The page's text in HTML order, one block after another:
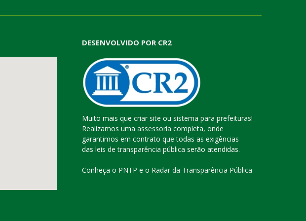
DESENVOLVIDO POR CR2
Muito mais que criar site ou sistema para prefeituras!
Realizamos uma assessoria completa, onde
garantimos em contrato que todas as exigências
das leis de transparência pública serão atendidas.
Conheça o PNTP e o Radar da Transparência Pública